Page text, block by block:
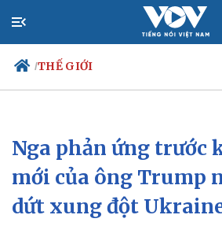
/THẾ GIỚI
Chính trị
Đảng
Tổ chức nhân sự
Quốc hội
Nhận diện sự thật
Xã hội
Tin
Dự
Giáo
Nga phản ứng trước
mới của ông Trump
dứt xung đột